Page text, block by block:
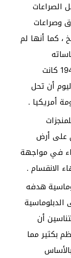
الصراعات
وصراعات
، كما أنها لم
الاستيطانية ، وكل ما صدر عنها منذ 1947 كانت
أن تحل
أمريكيا .
على أرض
في مواجهة
الانقسام .
هدفه
أن
بكثير مما